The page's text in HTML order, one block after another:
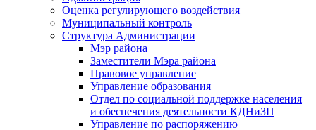
Оценка регулирующего воздействия
Муниципальный контроль
Структура Администрации
Мэр района
Заместители Мэра района
Правовое управление
Управление образования
Отдел по социальной поддержке населения
и обеспечения деятельности КДНиЗП
Управление по распоряжению